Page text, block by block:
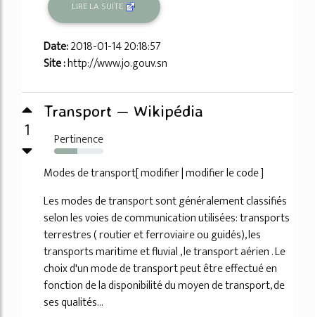
LIRE LA SUITE
Date:2018-01-14 20:18:57
Site :http://www.jo.gouv.sn
1
Transport — Wikipédia
Pertinence
47%
Modes de transport[ modifier | modifier le code ]
Les modes de transport sont généralement classifiés
selon les voies de communication utilisées: transports
terrestres ( routier et ferroviaire ou guidés), les
transports maritime et fluvial , le transport aérien . Le
choix d'un mode de transport peut être effectué en
fonction de la disponibilité du moyen de transport, de
ses qualités...